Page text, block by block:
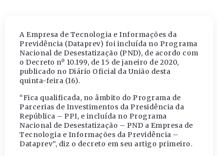
A Empresa de Tecnologia e Informações da
Previdência (Dataprev) foi incluída no Programa
Nacional de Desestatização (PND), de acordo com
o Decreto nº 10.199, de 15 de janeiro de 2020,
publicado no Diário Oficial da União desta
quinta-feira (16).
“Fica qualificada, no âmbito do Programa de
Parcerias de Investimentos da Presidência da
República – PPI, e incluída no Programa
Nacional de Desestatização – PND a Empresa de
Tecnologia e Informações da Previdência –
Dataprev”, diz o decreto em seu artigo primeiro.